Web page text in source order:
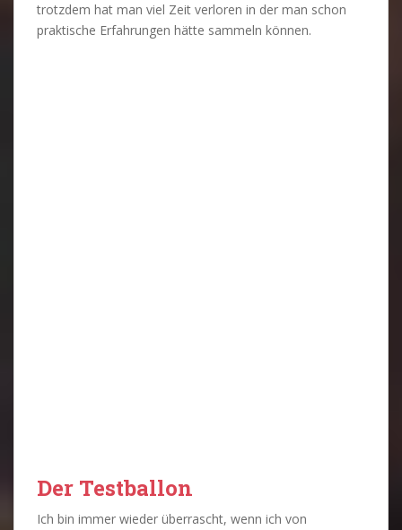
trotzdem hat man viel Zeit verloren in der man schon
praktische Erfahrungen hätte sammeln können.
Der Testballon
Ich bin immer wieder überrascht, wenn ich von